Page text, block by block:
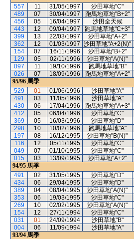
557
11 31/05/1997 沙田草地"C"
489
07 30/04/1997 跑馬地草地"B+2"
456
05 16/04/1997 沙田全天候
443
12 09/04/1997 跑馬地草地"C+3"
399
13 22/03/1997 沙田草地"A+2"
362
12 01/03/1997 沙田草地"A+2(N)"
154
07 16/11/1996 沙田草地"B+2"
129
05 02/11/1996 沙田草地"A(N)"
097
11 19/10/1996 跑馬地草地"B"
026
07 18/09/1996 跑馬地草地"A+2"
95/96 馬季
529
01 01/06/1996 沙田草地"A"
491
03 11/05/1996 沙田草地"A"
430
06 17/04/1996 跑馬地草地"A+3"
412
05 06/04/1996 沙田草地"C"
369
05 16/03/1996 沙田草地"D"
298
10 10/02/1996 跑馬地草地"A"
197
08 16/12/1995 沙田草地"B(N)"
116
12 05/11/1995 沙田草地"C"
049
07 01/10/1995 沙田草地"C"
015
03 13/09/1995 沙田草地"A+2"
94/95 馬季
491
02 31/05/1995 沙田草地"D"
434
06 29/04/1995 沙田草地"D"
389
04 08/04/1995 沙田草地"A(N)"
353
06 19/03/1995 沙田草地"C"
269
10 02/02/1995 沙田草地"A(N)"
154
12 27/11/1994 沙田草地"C"
031
01 24/09/1994 沙田草地"B"
004
06 11/09/1994 沙田草地"A"
93/94 馬季